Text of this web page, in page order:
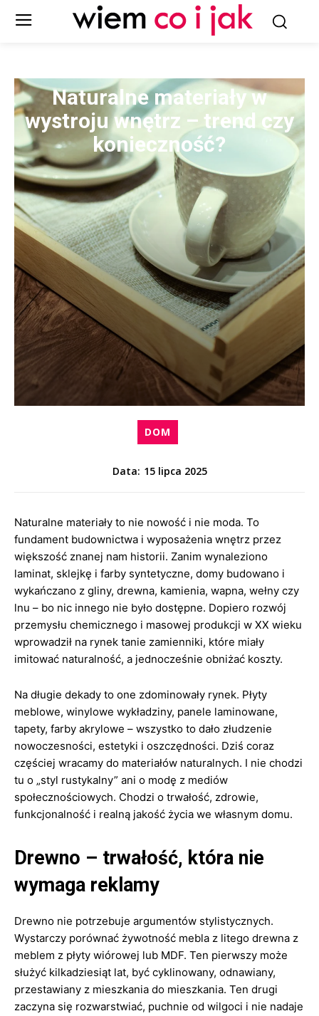
Naturalne materiały w
wystroju wnętrz – trend czy
konieczność?
DOM
Data: 15 lipca 2025
Naturalne materiały to nie nowość i nie moda. To
fundament budownictwa i wyposażenia wnętrz przez
większość znanej nam historii. Zanim wynaleziono
laminat, sklejkę i farby syntetyczne, domy budowano i
wykańczano z gliny, drewna, kamienia, wapna, wełny czy
lnu – bo nic innego nie było dostępne. Dopiero rozwój
przemysłu chemicznego i masowej produkcji w XX wieku
wprowadził na rynek tanie zamienniki, które miały
imitować naturalność, a jednocześnie obniżać koszty.
Na długie dekady to one zdominowały rynek. Płyty
meblowe, winylowe wykładziny, panele laminowane,
tapety, farby akrylowe – wszystko to dało złudzenie
nowoczesności, estetyki i oszczędności. Dziś coraz
częściej wracamy do materiałów naturalnych. I nie chodzi
tu o „styl rustykalny” ani o modę z mediów
społecznościowych. Chodzi o trwałość, zdrowie,
funkcjonalność i realną jakość życia we własnym domu.
Drewno – trwałość, która nie
wymaga reklamy
Drewno nie potrzebuje argumentów stylistycznych.
Wystarczy porównać żywotność mebla z litego drewna z
meblem z płyty wiórowej lub MDF. Ten pierwszy może
służyć kilkadziesiąt lat, być cyklinowany, odnawiany,
przestawiany z mieszkania do mieszkania. Ten drugi
zaczyna się rozwarstwiać, puchnie od wilgoci i nie nadaje